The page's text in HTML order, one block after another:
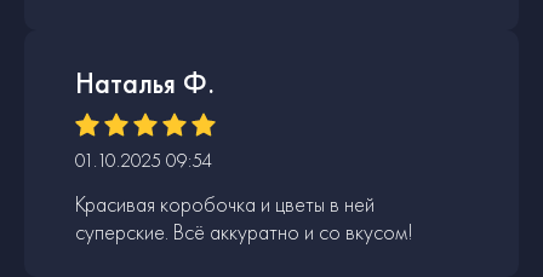
Наталья Ф.
01.10.2025 09:54
Красивая коробочка и цветы в ней
суперские. Всё аккуратно и со вкусом!